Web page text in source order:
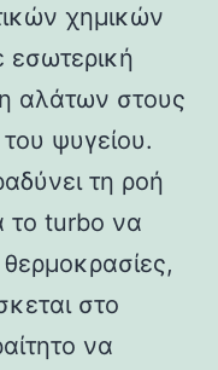
χημικών
αλάτων στους
ψυγείου.
τη ροή
το turbo να
στο
να